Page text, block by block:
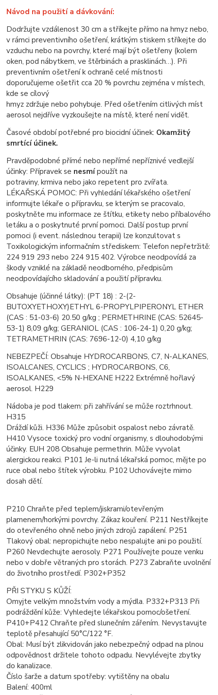
Návod na použití a dávkování:
Dodržujte vzdálenost 30 cm a stříkejte přímo na hmyz nebo,
v rámcipreventivního ošetření, krátkým stiskem stříkejte do
vzduchu nebo na povrchy, které mají býtošetřeny (kolem
oken, pod nábytkem, ve štěrbinách a prasklinách…). Při
preventivním ošetření kochraně celé místnosti
doporučujeme ošetřit cca 20 % povrchu zejména v místech,
kde se cílový
hmyz zdržuje nebo pohybuje. Před ošetřením citlivých míst
aerosol nejdříve vyzkoušejte na místě,které není vidět.
Časové období potřebné pro biocidní účinek: Okamžitý
smrtící účinek.
Pravděpodobné přímé nebo nepřímé nepříznivé vedlejší
účinky: Přípravek se nesmípoužít na
potraviny, krmiva nebo jako repetent pro zvířata.
LÉKAŘSKÁ POMOC: Při vyhledání lékařského ošetření
informujte lékaře o přípravku, se kterým sepracovalo,
poskytněte mu informace ze štítku, etikety nebo příbalového
letáku a o poskytnuté prvnípomoci. Další postup první
pomoci (i event. následnou terapii) lze konzultovat s
Toxikologickýminformačním střediskem: Telefon nepřetržitě:
224 919 293 nebo 224 915 402. Výrobce neodpovídá za
škody vzniklé na základě neodborného, předpisům
neodpovídajícího skladování a použitípřípravku.
Obsahuje (účinné látky): (PT 18) : 2-(2-
BUTOXYETHOXY)ETHYL 6-PROPYLPIPERONYL ETHER
(CAS : 51-03-6) 20.50 g/kg ; PERMETHRINE (CAS: 52645-
53-1) 8,09 g/kg; GERANIOL (CAS : 106-24-1) 0,20 g/kg;
TETRAMETHRIN (CAS: 7696-12-0) 4,10 g/kg
NEBEZPEČÍ: Obsahuje HYDROCARBONS, C7, N-ALKANES,
ISOALCANES, CYCLICS ; HYDROCARBONS, C6,
ISOALKANES, <5% N-HEXANE H222 Extrémně hořlavý
aerosol. H229
Nádoba je pod tlakem: při zahřívání se může roztrhnout.
H315
Dráždí kůži. H336 Může způsobit ospalost nebo závratě.
H410 Vysoce toxický pro vodní organismy, sdlouhodobými
účinky. EUH 208 Obsahuje permethrin. Může vyvolat
alergickou reakci. P101 Je-linutná lékařská pomoc, mějte po
ruce obal nebo štítek výrobku. P102 Uchovávejte mimo
dosah dětí.
P210 Chraňte před teplem/jiskrami/otevřeným
plamenem/horkými povrchy. Zákaz kouření. P211 Nestříkejte
do otevřeného ohně nebo jiných zdrojů zapálení. P251
Tlakový obal: nepropichujte nebonespalujte ani po použití.
P260 Nevdechujte aerosoly. P271 Používejte pouze venku
nebo v dobřevětraných pro storách. P273 Zabraňte uvolnění
do životního prostředí. P302+P352
PŘI STYKU S KŮŽÍ:
Omyjte velkým množstvím vody a mýdla. P332+P313 Při
podráždění kůže: Vyhledejte lékařskoupomoc/ošetření.
P410+P412 Chraňte před slunečním zářením. Nevystavujte
teplotě přesahující 50°C/122 °F.
Obal: Musí být zlikvidován jako nebezpečný odpad na plnou
odpovědnost držitele tohoto odpadu. Nevylévejte zbytky
do kanalizace.
Číslo šarže a datum spotřeby: vytištěny na obalu
Balení: 400ml